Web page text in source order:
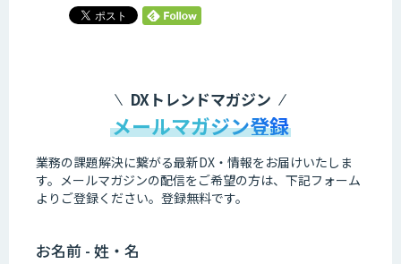
DXトレンドマガジン
メールマガジン登録
業務の課題解決に繋がる最新DX・情報をお届けいたしま
す。 メールマガジンの配信をご希望の方は、下記フォーム
よりご登録ください。登録無料です。
お名前 - 姓・名